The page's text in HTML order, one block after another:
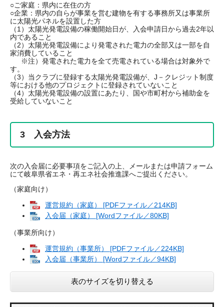
○ご家庭：県内に在住の方
○企業：県内の自らが事業を営む建物を有する事務所又は事業所
に太陽光パネルを設置した方
（1）太陽光発電設備の稼働開始日が、入会申請日から過去2年以
内であること
（2）太陽光発電設備により発電された電力の全部又は一部を自
家消費していること
※注）発電された電力を全て売電されている場合は対象外で
す。
（3）当クラブに登録する太陽光発電設備が、J－クレジット制度
等における他のプロジェクトに登録されていないこと
（4）太陽光発電設備の設置にあたり、国や市町村から補助金を
受給していないこと
3 入会方法
次の入会届に必要事項をご記入の上、メールまたは申請フォーム
にて岐阜県省エネ・再エネ社会推進課へご提出ください。
（家庭向け）
運営規約（家庭） [PDFファイル／214KB]
入会届（家庭） [Wordファイル／80KB]
（事業所向け）
運営規約（事業所） [PDFファイル／224KB]
入会届（事業所） [Wordファイル／94KB]
表のサイズを切り替える